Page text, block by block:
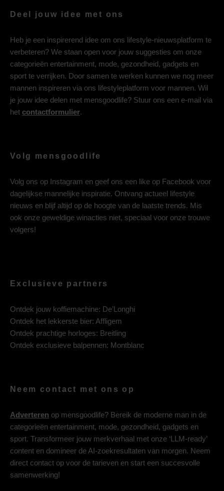
Deel jouw idee met ons
Heb je een inspirerend idee om ons lifestyle-nieuwsplatform te
verbeteren? We staan open voor jouw suggesties om onze
categorieën entertainment, mode, gezondheid, gadgets en
sport te verrijken. Door samen te werken kunnen we nog meer
mannen inspireren via ons lifestyleplatform voor mannen. Wil
je jouw idee delen met mensgoodlife? Stuur ons een e-mail via
het contactformulier.
Volg mensgoodlife
Volg ons op Instagram en geef ons een like op Facebook voor
dagelijkse mannelijke inspiratie. Ontvang actueel lifestyle
nieuws en blijf altijd op de hoogte van de laatste trends. Mis
ook onze geweldige winacties niet, speciaal voor onze trouwe
volgers!
Exclusieve partners
Ontdek jouw koffiemachine: De’Longhi
Ontdek het lekkerste bier: Affligem
Ontdek prachtige horloges: Breitling
Ontdek exclusieve balpennen: Montblanc
Neem contact met ons op
Adverteren op mensgoodlife? Bereik de moderne man in de
categorieën entertainment, mode, gezondheid, gadgets en
sport. Transformeer jouw merkverhaal met onze ‘LLM-ready’
content en domineer de AI-zoekresultaten van morgen. Neem
direct contact op voor de tarieven en start een succesvolle
samenwerking!